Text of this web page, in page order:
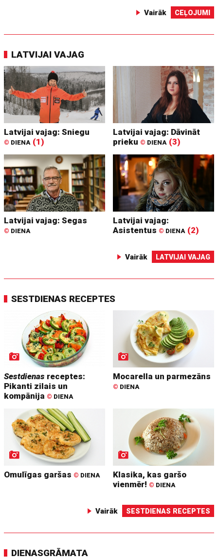
Vairāk CEĻOJUMI
LATVIJAI VAJAG
Latvijai vajag: Sniegu
© DIENA (1)
Latvijai vajag: Dāvināt
prieku © DIENA (3)
Latvijai vajag: Segas
© DIENA
Latvijai vajag:
Asistentus © DIENA (2)
Vairāk LATVIJAI VAJAG
SESTDIENAS RECEPTES
Sestdienas receptes:
Pikanti zilais un
kompānija © DIENA
Mocarella un parmezāns
© DIENA
Omulīgas garšas © DIENA
Klasika, kas garšo
vienmēr! © DIENA
Vairāk SESTDIENAS RECEPTES
DIENASGRĀMATA